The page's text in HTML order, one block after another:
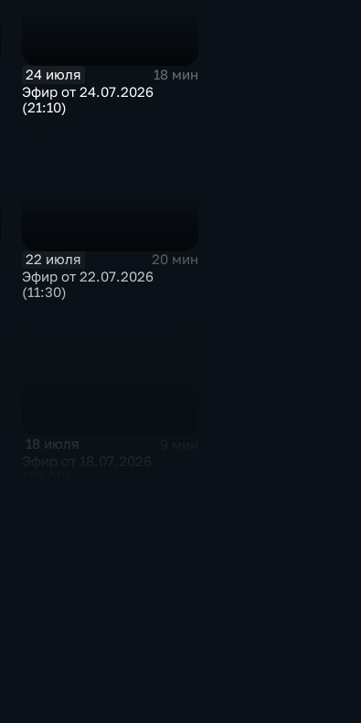
24 июля
18 мин
Эфир от 24.07.2026
(21:10)
22 июля
20 мин
Эфир от 22.07.2026
(11:30)
18 июля